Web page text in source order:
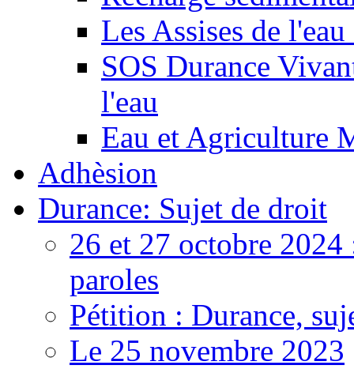
Les Assises de
SOS Durance
l'eau
Eau et Agriculture
Adhèsion
Durance: Sujet de droit
26 et 27 octobre 2024
paroles
Pétition : Durance,
Le 25 novembre 2023